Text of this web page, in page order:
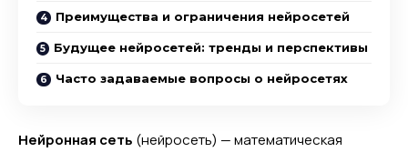
Преимущества и ограничения нейросетей
Будущее нейросетей: тренды и перспективы
Часто задаваемые вопросы о нейросетях
Нейронная сеть (нейросеть) — математическая